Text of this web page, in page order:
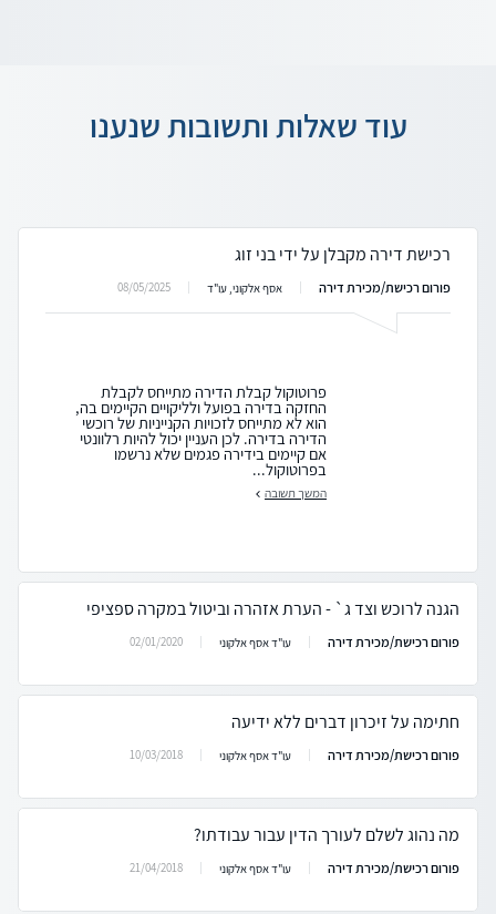
עוד שאלות ותשובות שנענו
רכישת דירה מקבלן על ידי בני זוג
פורום רכישת/מכירת דירה אסף אלקוני, עו"ד 08/05/2025
פרוטוקול קבלת הדירה מתייחס לקבלת
החזקה בדירה בפועל ולליקויים הקיימים בה,
הוא לא מתייחס לזכויות הקנייניות של רוכשי
הדירה בדירה. לכן העניין יכול להיות רלוונטי
אם קיימים בידירה פגמים שלא נרשמו
בפרוטוקול...
המשך תשובה
הגנה לרוכש וצד ג` - הערת אזהרה וביטול במקרה ספציפי
פורום רכישת/מכירת דירה עו"ד אסף אלקוני 02/01/2020
חתימה על זיכרון דברים ללא ידיעה
פורום רכישת/מכירת דירה עו"ד אסף אלקוני 10/03/2018
מה נהוג לשלם לעורך הדין עבור עבודתו?
פורום רכישת/מכירת דירה עו"ד אסף אלקוני 21/04/2018